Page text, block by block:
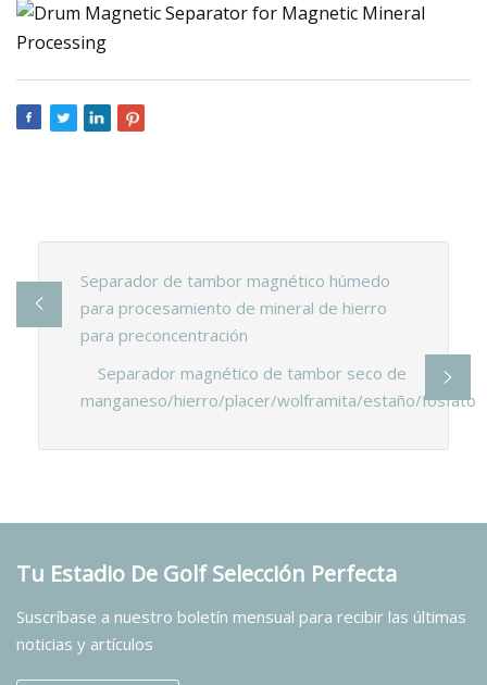
Separador de tambor magnético húmedo
para procesamiento de mineral de hierro
para preconcentración
Separador magnético de tambor seco de
manganeso/hierro/placer/wolframita/estaño/fosfato
Tu Estadio De Golf Selección Perfecta
Suscríbase a nuestro boletín mensual para recibir las últimas
noticias y artículos